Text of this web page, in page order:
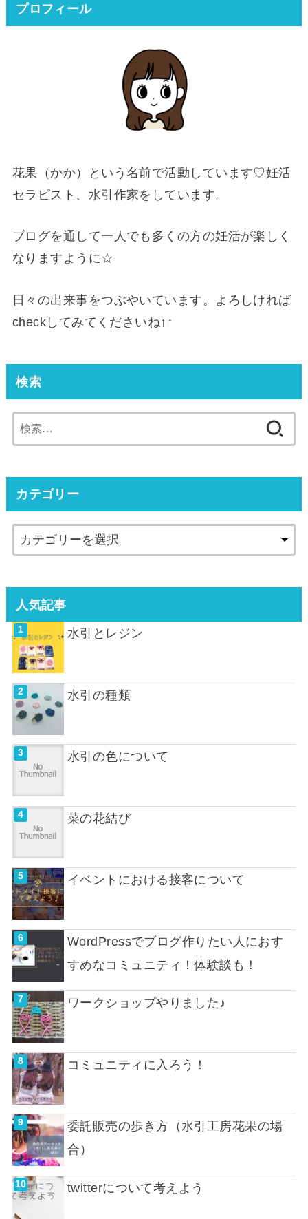
プロフィール
花果（かか）という名前で活動しています♡妊活
セラピスト、水引作家をしています。
ブログを通して一人でも多くの方の妊活が楽しく
なりますように☆
日々の出来事をつぶやいています。よろしければ
checkしてみてくださいね↑↑
検索
索:
カテゴリー
人気記事
水引とレジン
水引の種類
水引の色について
菜の花結び
イベントにおける接客について
WordPressでブログ作りたい人におす
すめなコミュニティ！体験談も！
ワークショップやりました♪
コミュニティに入ろう！
委託販売の歩き方（水引工房花果の場
合）
twitterについて考えよう